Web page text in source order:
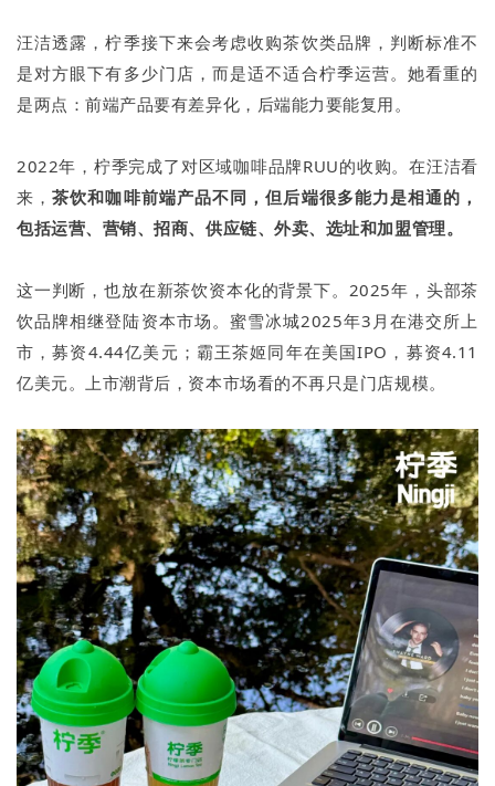
汪洁透露，柠季接下来会考虑收购茶饮类品牌，判断标准不
是对方眼下有多少门店，而是适不适合柠季运营。她看重的
是两点：前端产品要有差异化，后端能力要能复用。
2022年，柠季完成了对区域咖啡品牌RUU的收购。在汪洁看
来，茶饮和咖啡前端产品不同，但后端很多能力是相通的，
包括运营、营销、招商、供应链、外卖、选址和加盟管理。
这一判断，也放在新茶饮资本化的背景下。2025年，头部茶
饮品牌相继登陆资本市场。蜜雪冰城2025年3月在港交所上
市，募资4.44亿美元；霸王茶姬同年在美国IPO，募资4.11
亿美元。上市潮背后，资本市场看的不再只是门店规模。